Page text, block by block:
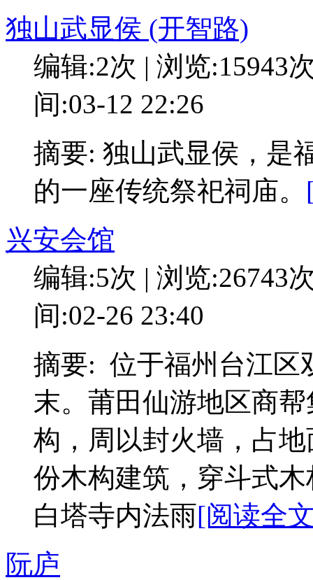
独山武显侯 (开智路)
编辑:2次 | 浏览:15943
间:03-12 22:26
摘要: 独山武显侯，是
的一座传统祭祀祠庙。
兴安会馆
编辑:5次 | 浏览:26743
间:02-26 23:40
摘要: 位于福州台江区
末。莆田仙游地区商
构，周以封火墙，占
份木构建筑，穿斗式
白塔寺内法雨[阅读全
阮庐